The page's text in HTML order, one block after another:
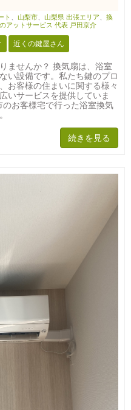
ト 山梨市 山梨県 出張エリア
換
アットサービス 代表 戸田京介
近くの鍵屋さん
ませんか？ 換気扇は、浴室
い設備です。私たち鍵のプロ
お客様の住まいに関する様々
いサービスを提供していま
お客様宅で行った浴室換気
続きを見る